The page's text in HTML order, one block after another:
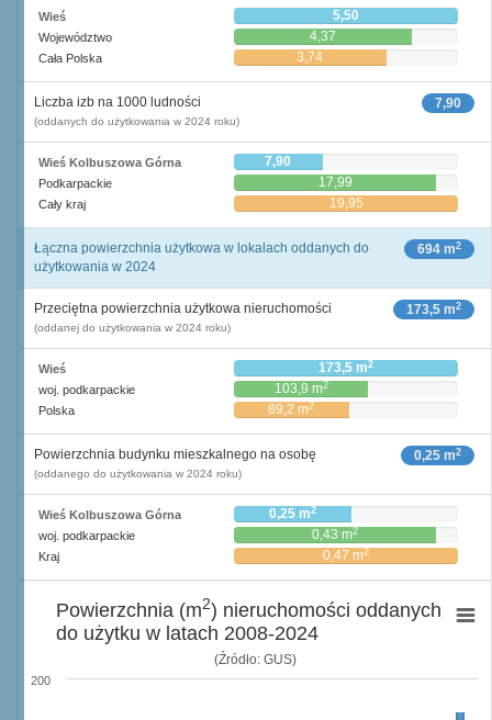
Wieś 5,50
Województwo 4,37
Cała Polska 3,74
7,90
Liczba izb na 1000 ludności
(oddanych do użytkowania w 2024 roku)
Wieś Kolbuszowa Górna 7,90
Podkarpackie 17,99
Cały kraj 19,95
694 m2
Łączna powierzchnia użytkowa w lokalach oddanych do
użytkowania w 2024
173,5 m2
Przeciętna powierzchnia użytkowa nieruchomości
(oddanej do użytkowania w 2024 roku)
Wieś 173,5 m2
woj. podkarpackie 103,9 m2
Polska 89,2 m2
0,25 m2
Powierzchnia budynku mieszkalnego na osobę
(oddanego do użytkowania w 2024 roku)
Wieś Kolbuszowa Górna 0,25 m2
woj. podkarpackie 0,43 m2
Kraj 0,47 m2
(Źródło: GUS)
200
Powierzchnia (m2) nieruchomości oddanych
do użytku w latach 2008-2024